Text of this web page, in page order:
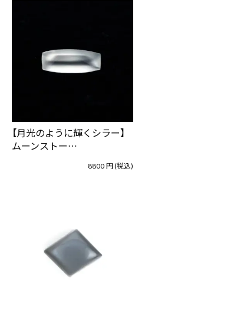
【月光のように輝くシラー】
ムーンストー…
8800円(税込)